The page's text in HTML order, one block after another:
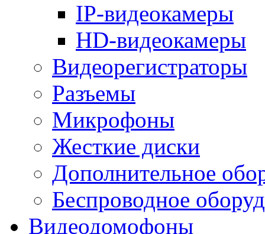
IP-видеокамеры
HD-видеокамеры
Видеорегистраторы
Разъемы
Микрофоны
Жесткие диски
Дополнительное
Беспроводное
Видеодомофоны